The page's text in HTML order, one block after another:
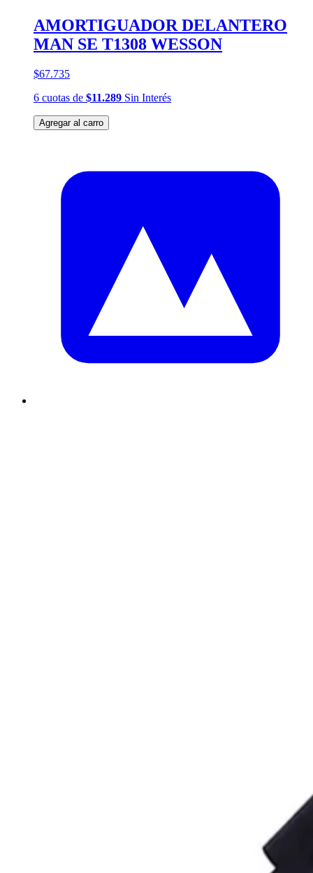
AMORTIGUADOR DELANTERO
MAN SE T1308 WESSON
$67.735
6 cuotas de $11.289 Sin Interés
Agregar al carro